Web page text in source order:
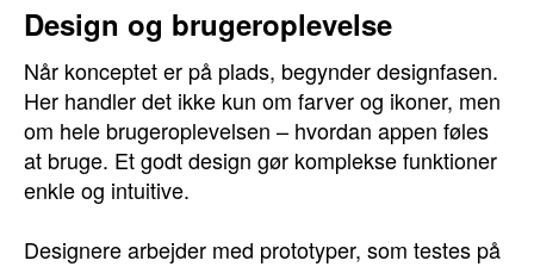
Design og brugeroplevelse
Når konceptet er på plads, begynder designfasen.
Her handler det ikke kun om farver og ikoner, men
om hele brugeroplevelsen – hvordan appen føles
at bruge. Et godt design gør komplekse funktioner
enkle og intuitive.
Designere arbejder med prototyper, som testes på